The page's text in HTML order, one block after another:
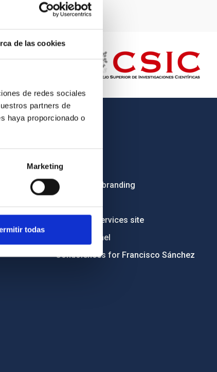
de las cookies
de redes sociales
partners de
haya proporcionado o
Marketing
todas
Employment
Tenders
Institutional branding
Electronic services site
Ethics channel
Condolences for Francisco Sánchez